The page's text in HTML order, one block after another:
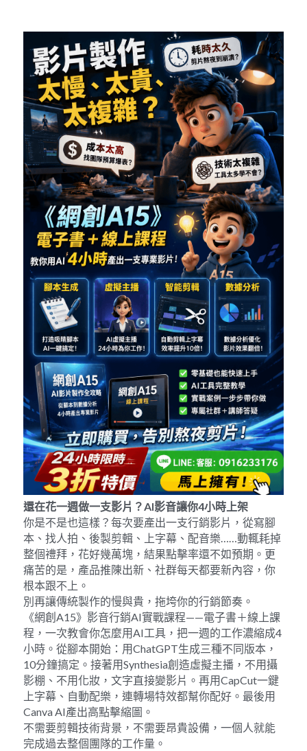
還在花一週做一支影片？AI影音讓你4小時上架
你是不是也這樣？每次要產出一支行銷影片，從寫腳
本、找人拍、後製剪輯、上字幕、配音樂……動輒耗掉
整個禮拜，花好幾萬塊，結果點擊率還不如預期。更
痛苦的是，產品推陳出新、社群每天都要新內容，你
根本跟不上。
別再讓傳統製作的慢與貴，拖垮你的行銷節奏。
《網創A15》影音行銷AI實戰課程——電子書＋線上課
程，一次教會你怎麼用AI工具，把一週的工作濃縮成4
小時。從腳本開始：用ChatGPT生成三種不同版本，
10分鐘搞定。接著用Synthesia創造虛擬主播，不用攝
影棚、不用化妝，文字直接變影片。再用CapCut一鍵
上字幕、自動配樂，連轉場特效都幫你配好。最後用
Canva AI產出高點擊縮圖。
不需要剪輯技術背景，不需要昂貴設備，一個人就能
完成過去整個團隊的工作量。